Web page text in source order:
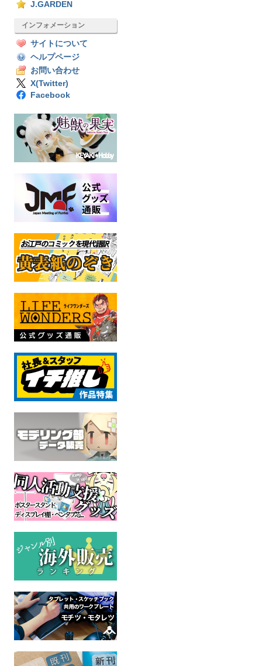
J.GARDEN
インフォメーション
サイトについて
ヘルプページ
お問い合わせ
X(Twitter)
Facebook